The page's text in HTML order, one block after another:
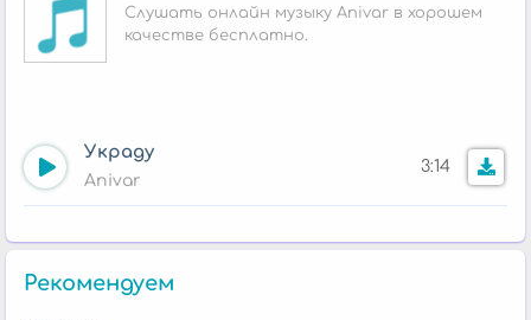
Слушать онлайн музыку Anivar в хорошем
качестве бесплатно.
Украду
Anivar
3:14
Рекомендуем